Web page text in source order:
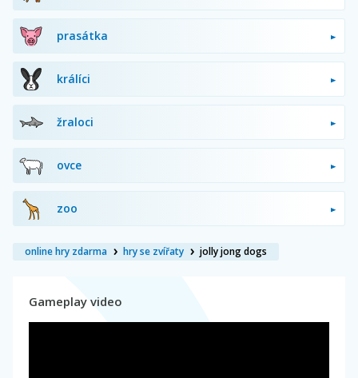
prasátka
králíci
žraloci
ovce
zoo
online hry zdarma hry se zvířaty jolly jong dogs
Gameplay video